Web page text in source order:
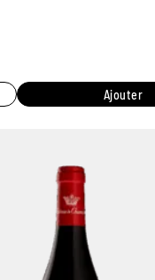
Ajouter